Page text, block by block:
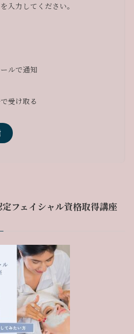
入力してください。
ルで通知
受け取る
フェイシャル資格取得講座